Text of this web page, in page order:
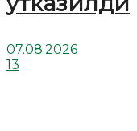
07.08.2026
13